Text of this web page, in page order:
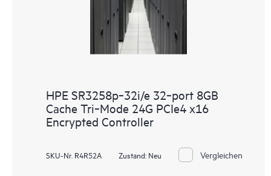
HPE SR3258p‑32i/e 32‑port 8GB
Cache Tri‑Mode 24G PCIe4 x16
Encrypted Controller
SKU-Nr. R4R52A Zustand: Neu Vergleichen